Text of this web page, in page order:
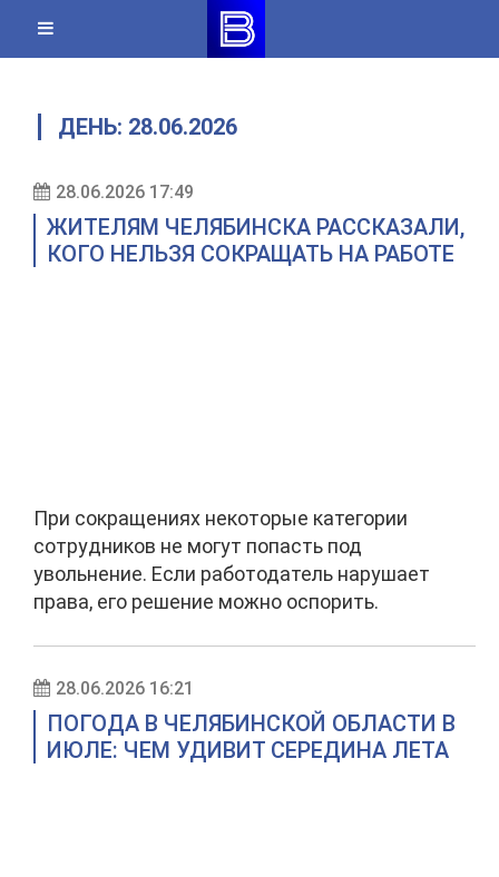
content
ДЕНЬ: 28.06.2026
28.06.2026 17:49
ЖИТЕЛЯМ ЧЕЛЯБИНСКА РАССКАЗАЛИ,
КОГО НЕЛЬЗЯ СОКРАЩАТЬ НА РАБОТЕ
При сокращениях некоторые категории
сотрудников не могут попасть под
увольнение. Если работодатель нарушает
права, его решение можно оспорить.
28.06.2026 16:21
ПОГОДА В ЧЕЛЯБИНСКОЙ ОБЛАСТИ В
ИЮЛЕ: ЧЕМ УДИВИТ СЕРЕДИНА ЛЕТА